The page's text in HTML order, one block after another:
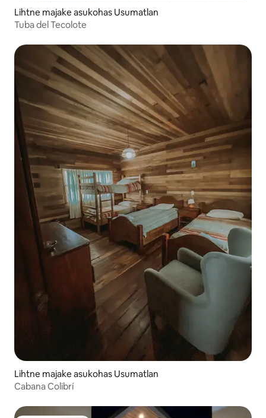
Lihtne majake asukohas Usumatlan
Tuba del Tecolote
Lihtne majake asukohas Usumatlan
Cabana Colibrí